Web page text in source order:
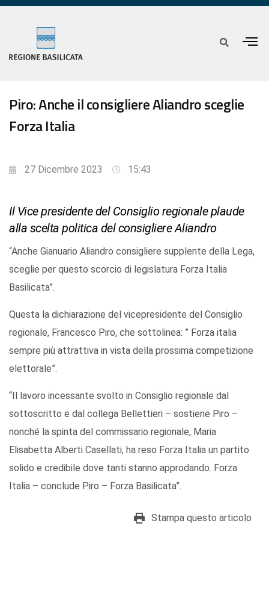
Piro: Anche il consigliere Aliandro sceglie
Forza Italia
27 Dicembre 2023 15:43
Il Vice presidente del Consiglio regionale plaude
alla scelta politica del consigliere Aliandro
“Anche Gianuario Aliandro consigliere supplente della Lega,
sceglie per questo scorcio di legislatura Forza Italia
Basilicata”.
Questa la dichiarazione del vicepresidente del Consiglio
regionale, Francesco Piro, che sottolinea: ” Forza italia
sempre più attrattiva in vista della prossima competizione
elettorale”.
“Il lavoro incessante svolto in Consiglio regionale dal
sottoscritto e dal collega Bellettieri – sostiene Piro –
nonché la spinta del commissario regionale, Maria
Elisabetta Alberti Casellati, ha reso Forza Italia un partito
solido e credibile dove tanti stanno approdando. Forza
Italia – conclude Piro – Forza Basilicata”.
Stampa questo articolo